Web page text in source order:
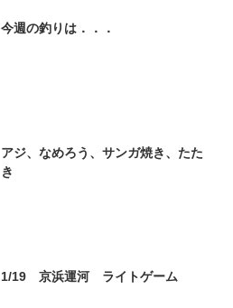
今週の釣りは．．．
アジ、なめろう、サンガ焼き、たた
き
1/19 京浜運河 ライトゲーム